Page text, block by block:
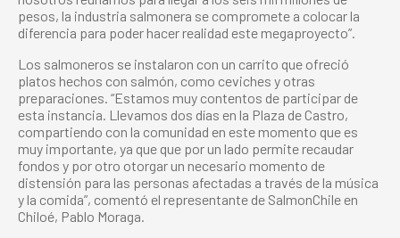
pesos, la industria salmonera se compromete a colocar la
diferencia para poder hacer realidad este megaproyecto”.
Los salmoneros se instalaron con un carrito que ofreció
platos hechos con salmón, como ceviches y otras
preparaciones. “Estamos muy contentos de participar de
esta instancia. Llevamos dos días en la Plaza de Castro,
compartiendo con la comunidad en este momento que es
muy importante, ya que que por un lado permite recaudar
fondos y por otro otorgar un necesario momento de
distensión para las personas afectadas a través de la música
y la comida”, comentó el representante de SalmonChile en
Chiloé, Pablo Moraga.